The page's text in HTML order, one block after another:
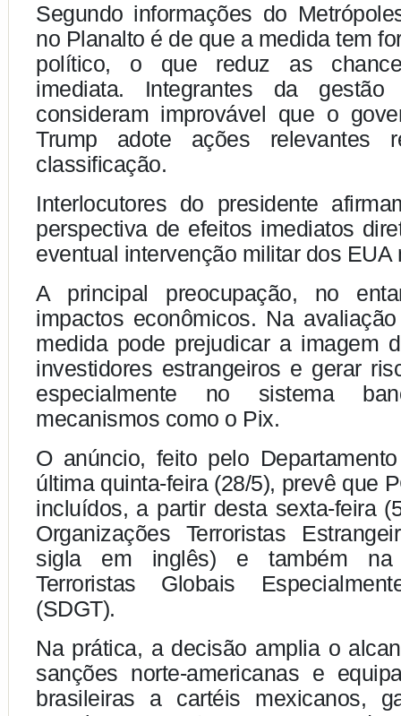
Segundo informações do
no Planalto é de que a medida tem
político, o que reduz as
imediata. Integrantes da gestão
consideram improvável que o
Trump adote ações relevantes
classificação.
Interlocutores do presidente
perspectiva de efeitos imediatos
eventual intervenção militar dos EUA
A principal preocupação, no
impactos econômicos. Na
medida pode prejudicar a imagem
investidores estrangeiros e gerar
especialmente no sistema
mecanismos como o Pix.
O anúncio, feito pelo
última quinta-feira (28/5), prevê que
incluídos, a partir desta sexta-feira
Organizações Terroristas
sigla em inglês) e também na
Terroristas Globais
(SDGT).
Na prática, a decisão amplia o
sanções norte-americanas e
brasileiras a cartéis mexicanos,